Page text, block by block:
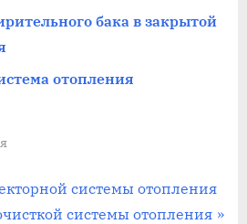
бака в закрытой
отопления
системы отопления
системы отопления